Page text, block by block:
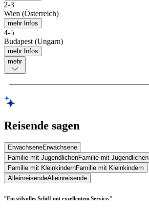
2-3
Wien (Österreich)
mehr Infos
4-5
Budapest (Ungarn)
mehr Infos
mehr
Reisende sagen
ErwachseneErwachsene
Familie mit JugendlichenFamilie mit Jugendlichen
Familie mit KleinkindernFamilie mit Kleinkindern
AlleinreisendeAlleinreisende
"Ein stilvolles Schiff mit exzellentem Service."